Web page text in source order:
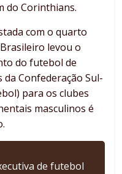
do Corinthians.
com o quarto
levou o
do futebol de
da Confederação Sul-
para os clubes
masculinos é
de futebol